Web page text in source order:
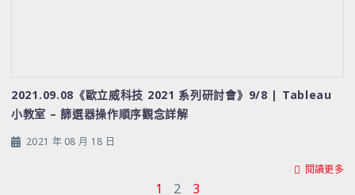
2021.09.08《歐立威科技 2021 系列研討會》9/8 | Tableau
小教室 – 篩選器操作順序觀念詳解
2021 年 08 月 18 日
閱讀更多
1 2 3